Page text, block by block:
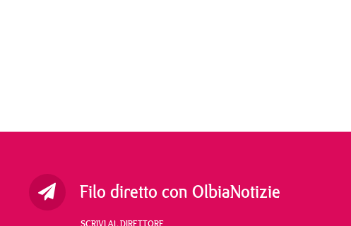
Filo diretto con OlbiaNotizie
SCRIVI AL DIRETTORE